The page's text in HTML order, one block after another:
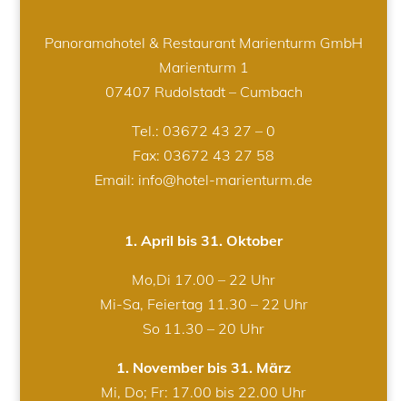
Panoramahotel & Restaurant Marienturm GmbH
Marienturm 1
07407 Rudolstadt – Cumbach
Tel.: 03672 43 27 – 0
Fax: 03672 43 27 58
Email: info@hotel-marienturm.de
1. April bis 31. Oktober
Mo,Di 17.00 – 22 Uhr
Mi-Sa, Feiertag 11.30 – 22 Uhr
So 11.30 – 20 Uhr
1. November bis 31. März
Mi, Do; Fr: 17.00 bis 22.00 Uhr